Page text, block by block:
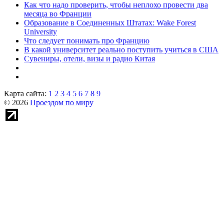
Как что надо проверить, чтобы неплохо провести два
месяца во Франции
Образование в Соединенных Штатах: Wake Forest
University
Что следует понимать про Францию
В какой университет реально поступить учиться в США
Сувениры, отели, визы и радио Китая
Карта сайта: 1 2 3 4 5 6 7 8 9
© 2026 Проездом по миру